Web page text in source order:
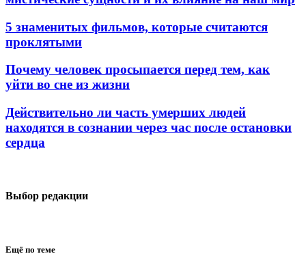
5 знаменитых фильмов, которые считаются
проклятыми
Почему человек просыпается перед тем, как
уйти во сне из жизни
Действительно ли часть умерших людей
находятся в сознании через час после остановки
сердца
Выбор редакции
Ещё по теме